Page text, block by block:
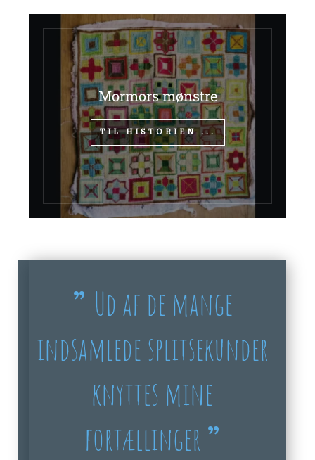
Mormors mønstre
TIL HISTORIEN ...
” Ud af de mange
indsamlede splitsekunder
knyttes mine
fortællinger ”